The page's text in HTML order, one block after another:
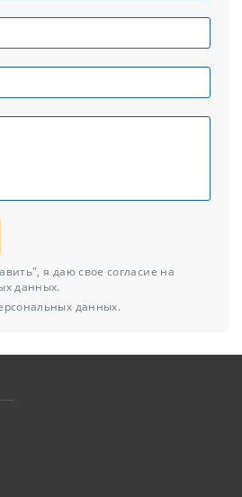
я даю свое согласие на
данных.
данных.